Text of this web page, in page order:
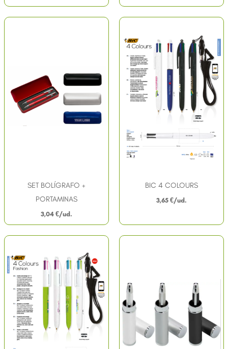
SET BOLÍGRAFO +
PORTAMINAS
3,04 €
BIC 4 COLOURS
3,65 €